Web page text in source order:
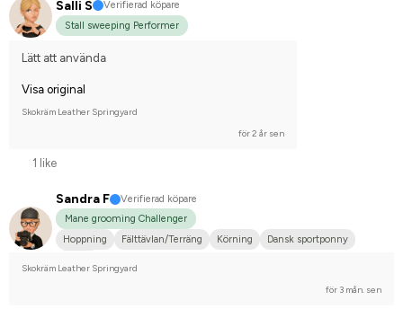
Salli S
Verifierad köpare
Stall sweeping Performer
Lätt att använda
Visa original
Skokräm Leather Springyard
för 2 år sen
1 like
Sandra F
Verifierad köpare
Mane grooming Challenger
Hoppning
Fälttävlan/Terräng Körning
Dansk sportponny
Skokräm Leather Springyard
för 3 mån. sen